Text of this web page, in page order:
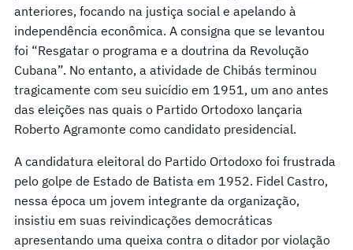
anteriores, focando na justiça social e apelando à
independência econômica. A consigna que se levantou
foi “Resgatar o programa e a doutrina da Revolução
Cubana”. No entanto, a atividade de Chibás terminou
tragicamente com seu suicídio em 1951, um ano antes
das eleições nas quais o Partido Ortodoxo lançaria
Roberto Agramonte como candidato presidencial.
A candidatura eleitoral do Partido Ortodoxo foi frustrada
pelo golpe de Estado de Batista em 1952. Fidel Castro,
nessa época um jovem integrante da organização,
insistiu em suas reivindicações democráticas
apresentando uma queixa contra o ditador por violação